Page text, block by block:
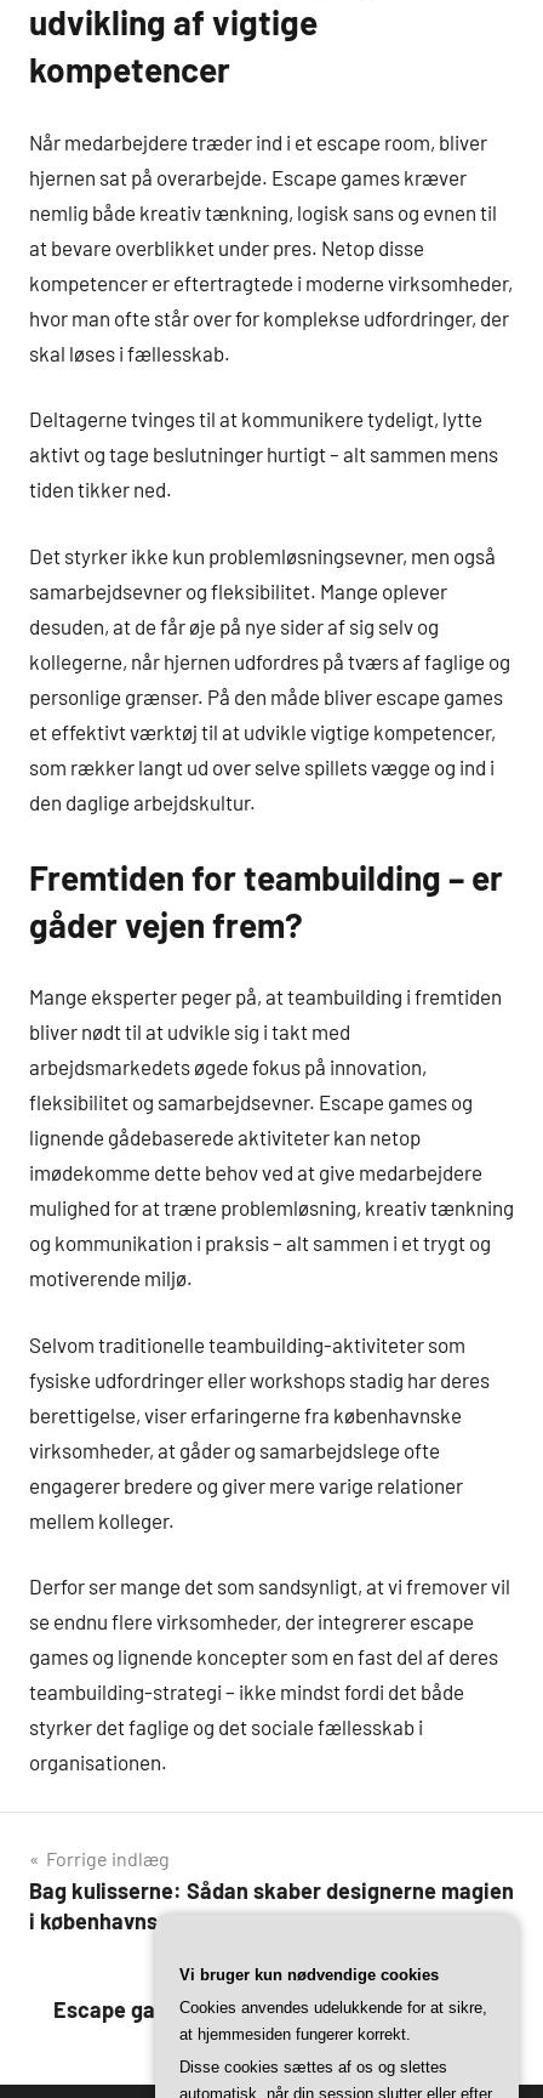
udvikling af vigtige
kompetencer
Når medarbejdere træder ind i et escape room, bliver
hjernen sat på overarbejde. Escape games kræver
nemlig både kreativ tænkning, logisk sans og evnen til
at bevare overblikket under pres. Netop disse
kompetencer er eftertragtede i moderne virksomheder,
hvor man ofte står over for komplekse udfordringer, der
skal løses i fællesskab.
Deltagerne tvinges til at kommunikere tydeligt, lytte
aktivt og tage beslutninger hurtigt – alt sammen mens
tiden tikker ned.
Det styrker ikke kun problemløsningsevner, men også
samarbejdsevner og fleksibilitet. Mange oplever
desuden, at de får øje på nye sider af sig selv og
kollegerne, når hjernen udfordres på tværs af faglige og
personlige grænser. På den måde bliver escape games
et effektivt værktøj til at udvikle vigtige kompetencer,
som rækker langt ud over selve spillets vægge og ind i
den daglige arbejdskultur.
Fremtiden for teambuilding – er
gåder vejen frem?
Mange eksperter peger på, at teambuilding i fremtiden
bliver nødt til at udvikle sig i takt med
arbejdsmarkedets øgede fokus på innovation,
fleksibilitet og samarbejdsevner. Escape games og
lignende gådebaserede aktiviteter kan netop
imødekomme dette behov ved at give medarbejdere
mulighed for at træne problemløsning, kreativ tænkning
og kommunikation i praksis – alt sammen i et trygt og
motiverende miljø.
Selvom traditionelle teambuilding-aktiviteter som
fysiske udfordringer eller workshops stadig har deres
berettigelse, viser erfaringerne fra københavnske
virksomheder, at gåder og samarbejdslege ofte
engagerer bredere og giver mere varige relationer
mellem kolleger.
Derfor ser mange det som sandsynligt, at vi fremover vil
se endnu flere virksomheder, der integrerer escape
games og lignende koncepter som en fast del af deres
teambuilding-strategi – ikke mindst fordi det både
styrker det faglige og det sociale fællesskab i
organisationen.
Indlægsnavigation
Forrige indlæg
Bag kulisserne: Sådan skaber designerne magien
i københavns escape games
Næste indlæg
Escape games for børn og voksne: Københavns
bedste familieoplevelser
Vi bruger kun nødvendige cookies
Cookies anvendes udelukkende for at sikre,
at hjemmesiden fungerer korrekt.
Disse cookies sættes af os og slettes
automatisk, når din session slutter eller efter